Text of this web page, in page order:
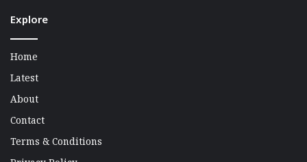
Explore
Home
Latest
About
Contact
Terms & Conditions